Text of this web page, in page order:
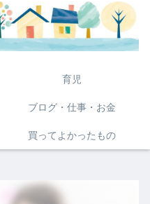
育児
ブログ・仕事・お金
買ってよかったもの